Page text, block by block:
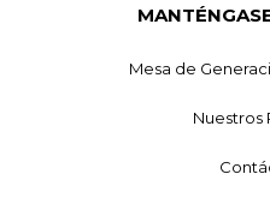
Mesa de
Nuestros